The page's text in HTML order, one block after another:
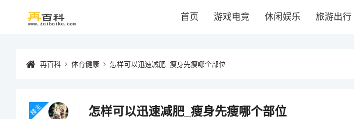
首页 游戏电竞 休闲娱乐 旅游出行
再百科 体育健康 怎样可以迅速减肥_瘦身先瘦哪个部位
怎样可以迅速减肥_瘦身先瘦哪个部位
楼主